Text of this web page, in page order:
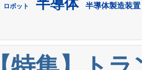
ロボット 半導体 半導体製造装置